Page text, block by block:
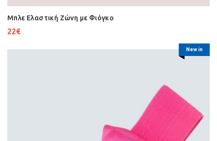
Μπλε Ελαστική Ζώνη με Φιόγκο
22€
New in